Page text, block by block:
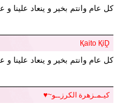
كل عام وانتم بخير و ينعاد علينا
Қaito ҚiḒ
كل عام وانتم بخير و ينعاد علينا
كيـمـزهرة الكرزــو~♥